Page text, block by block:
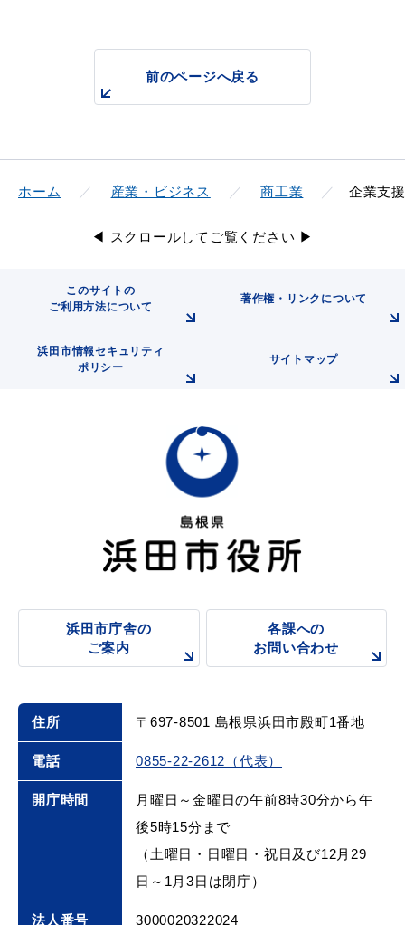
妊娠・出産
教育 出会い・結婚
引っ越し・住まい 就職・退職
届出・証明 税金
ごみ・リサイクル 支援・助成制度
各種相談窓口 入札
防災・消防
販路拡大支援にかかる見本市等出展経費補助金
2026年4月1日
海外販路開拓経費支援補助金
令和8年度「島根県事業承継新事業活動等支援補助金」
の公募について（島根県支援施策）
2026年3月26日
令和8年度「島根県第三者承継・統合型支援補助金」の
事業者の皆様へ 国（経済産業省等）の補助金をご活
最低賃金 ワン・ストップ無料相談のご案内
認定について
2024年12月2日
セーフティネット保証４号認定について
載商品を募集します
前のページへ戻る
ホーム 産業・ビジネス 商工業 企業支援
◀ スクロールしてご覧ください ▶
このサイトの
ご利用方法について
著作権・リンクについて
浜田市情報セキュリティ
ポリシー
サイトマップ
浜田市庁舎の
ご案内
各課への
お問い合わせ
住所 〒697-8501 島根県浜田市殿町1番地
電話 0855-22-2612（代表）
開庁時間
月曜日～金曜日の午前8時30分から午
後5時15分まで
（土曜日・日曜日・祝日及び12月29
日～1月3日は閉庁）
法人番号 3000020322024